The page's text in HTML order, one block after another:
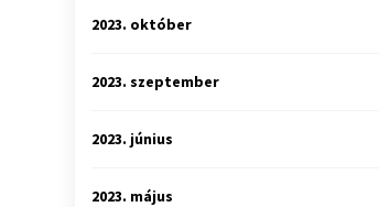
2023. október
2023. szeptember
2023. június
2023. május